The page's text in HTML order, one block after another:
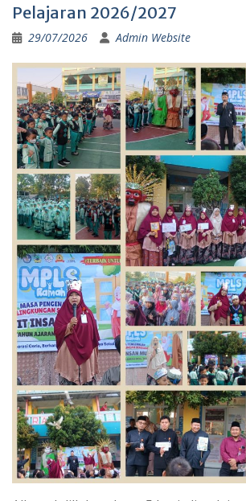
Pelajaran 2026/2027
29/07/2026 Admin Website